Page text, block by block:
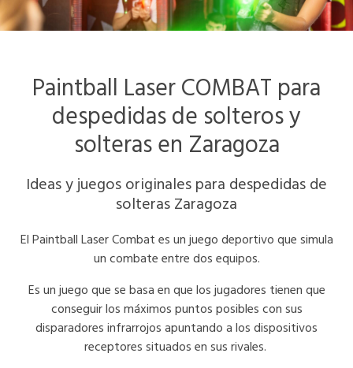
Paintball Laser COMBAT para
despedidas de solteros y
solteras en Zaragoza
Ideas y juegos originales para despedidas de
solteras Zaragoza
El Paintball Laser Combat es un juego deportivo que simula
un combate entre dos equipos.
Es un juego que se basa en que los jugadores tienen que
conseguir los máximos puntos posibles con sus
disparadores infrarrojos apuntando a los dispositivos
receptores situados en sus rivales.